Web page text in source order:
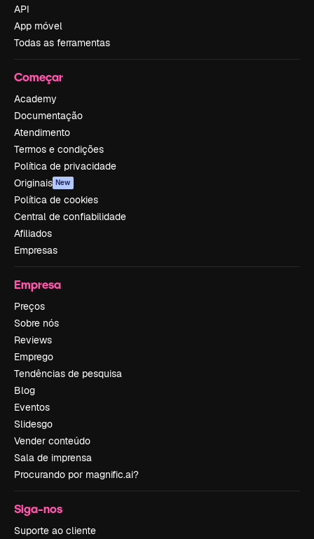
API
App móvel
Todas as ferramentas
Começar
Academy
Documentação
Atendimento
Termos e condições
Política de privacidade
Originais New
Política de cookies
Central de confiabilidade
Afiliados
Empresas
Empresa
Preços
Sobre nós
Reviews
Emprego
Tendências de pesquisa
Blog
Eventos
Slidesgo
Vender conteúdo
Sala de imprensa
Procurando por magnific.ai?
Siga-nos
Suporte ao cliente